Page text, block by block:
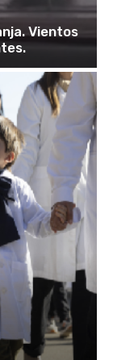
Vientos